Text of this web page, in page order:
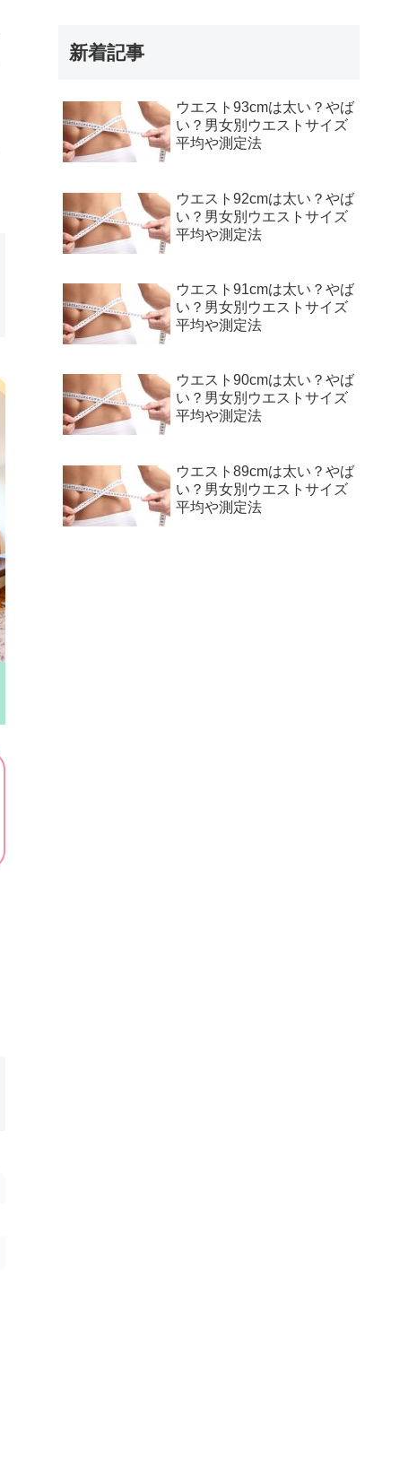
新着記事
ウエスト93cmは太い？やば
い？男女別ウエストサイズ
平均や測定法
ウエスト92cmは太い？やば
い？男女別ウエストサイズ
平均や測定法
ウエスト91cmは太い？やば
い？男女別ウエストサイズ
平均や測定法
ウエスト90cmは太い？やば
い？男女別ウエストサイズ
平均や測定法
ウエスト89cmは太い？やば
い？男女別ウエストサイズ
平均や測定法